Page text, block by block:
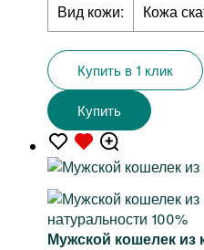
Вид кожи:
Кожа
Купить в 1 клик
Купить
натуральности 100%
Мужской кошелек из